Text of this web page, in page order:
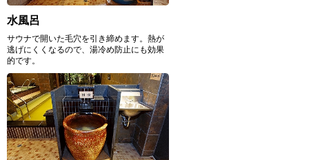
水風呂
サウナで開いた毛穴を引き締めます。熱が
逃げにくくなるので、湯冷め防止にも効果
的です。